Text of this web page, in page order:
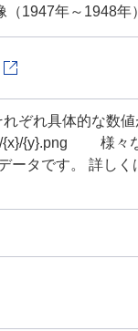
1947年～1948年）
ぞれ具体的な数
{x}/{y}.png 様々
ータです。 詳し